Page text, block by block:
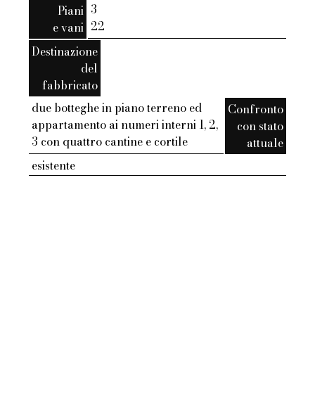
Piani
e vani
3
22
Destinazione
del
fabbricato
due botteghe in piano terreno ed
appartamento ai numeri interni 1, 2,
3 con quattro cantine e cortile
Confronto
con stato
attuale
esistente